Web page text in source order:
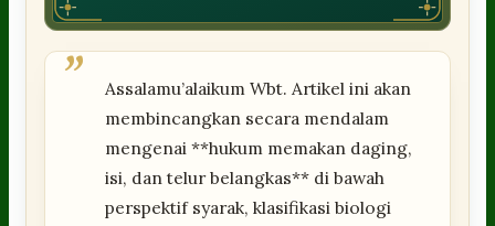
”
Assalamu’alaikum Wbt. Artikel ini akan
membincangkan secara mendalam
mengenai **hukum memakan daging,
isi, dan telur belangkas** di bawah
perspektif syarak, klasifikasi biologi